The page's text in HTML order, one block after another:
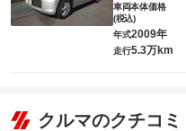
車両本体価格
(税込)
年式2009年
走行5.3万km
クルマのクチコミ